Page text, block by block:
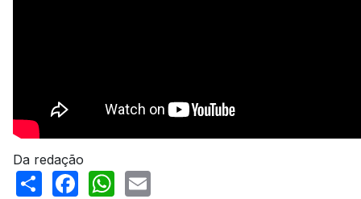
Da redação
ShareFacebook
WhatsApp